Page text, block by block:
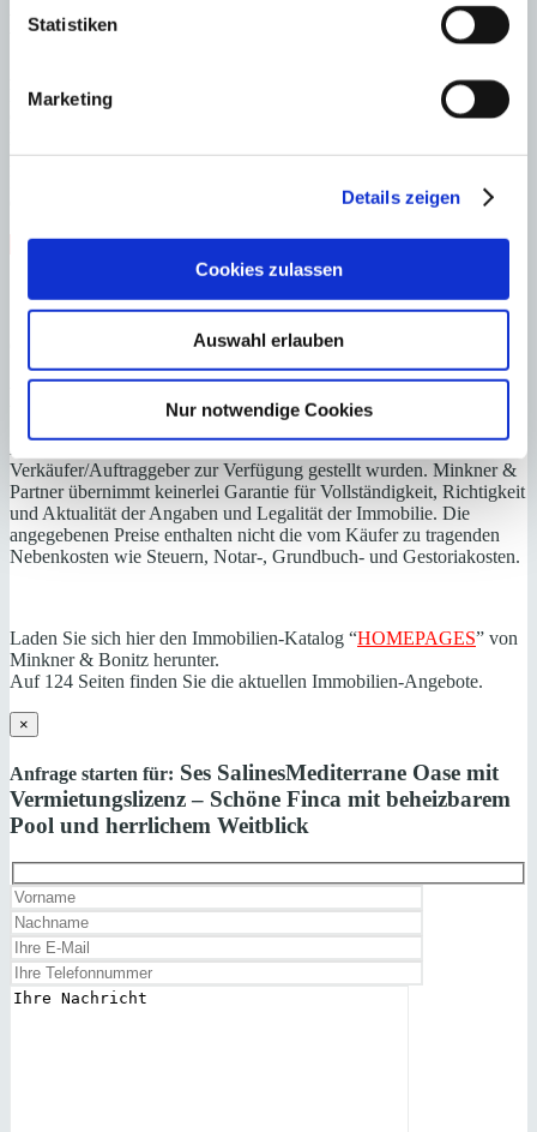
Statistiken
Marketing
Details zeigen
Cookies zulassen
Auswahl erlauben
Nur notwendige Cookies
Energieeffizienz
E
Steuern beim Immobilienkauf auf Mallorca!
Zuständiges Büro
OFICINA SANTANYI | Mirjana Antic0034971163400
Haftungs- und Courtageklausel
Verkäufer/Auftraggeber zur Verfügung gestellt wurden. Minkner &
Partner übernimmt keinerlei Garantie für Vollständigkeit, Richtigkeit
und Aktualität der Angaben und Legalität der Immobilie. Die
angegebenen Preise enthalten nicht die vom Käufer zu tragenden
Nebenkosten wie Steuern, Notar-, Grundbuch- und Gestoriakosten.
Laden Sie sich hier den Immobilien-Katalog “HOMEPAGES” von
Minkner & Bonitz herunter.
Auf 124 Seiten finden Sie die aktuellen Immobilien-Angebote.
×
Anfrage starten für: Ses SalinesMediterrane Oase mit
Vermietungslizenz – Schöne Finca mit beheizbarem
Pool und herrlichem Weitblick